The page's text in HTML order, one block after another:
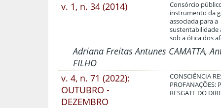
v. 1, n. 34 (2014)
Consórcio
instrumento da
associada para a
sustentabilidade
sob a ótica dos
Adriana Freitas Antunes CAMATTA,
FILHO
v. 4, n. 71 (2022):
OUTUBRO -
DEZEMBRO
CONSCIÊNCIA
PROFANAÇÕES:
RESGATE DO